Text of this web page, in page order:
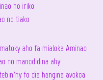
no iriko
no tiako
aho fa mialoka Aminao
no manodidina ahy
fo dia hangina avokoa